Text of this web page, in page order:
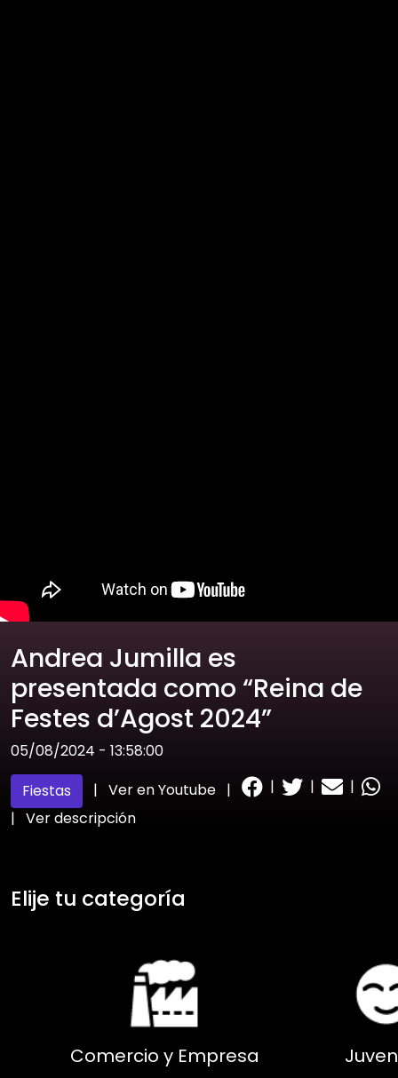
Andrea Jumilla es
presentada como “Reina de
Festes d’Agost 2024”
05/08/2024 - 13:58:00
Fiestas
| Ver en Youtube | | |
|
| Ver descripción
Elije tu categoría
Comercio y Empresa